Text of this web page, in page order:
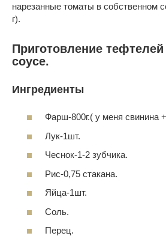
нарезанные томаты в собственном
г).
Приготовление
соусе.
Ингредиенты
Фарш-800г.( у меня свинина
Лук-1шт.
Чеснок-1-2 зубчика.
Рис-0,75 стакана.
Яйца-1шт.
Соль.
Перец.